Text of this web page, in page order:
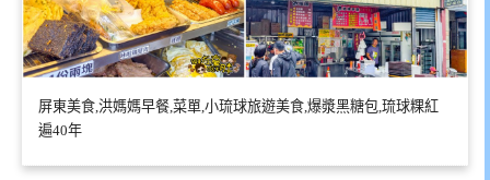
屏東美食,洪媽媽早餐,菜單,小琉球旅遊美食,爆漿黑糖包,琉球粿紅
遍40年